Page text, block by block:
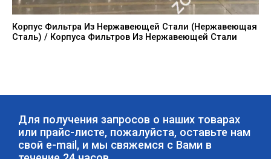
Корпус Фильтра Из Нержавеющей Стали (нержавеющая
Сталь) / Корпуса Фильтров Из Нержавеющей Стали
Для получения запросов о наших товарах
или прайс-листе, пожалуйста, оставьте нам
свой e-mail, и мы свяжемся с Вами в